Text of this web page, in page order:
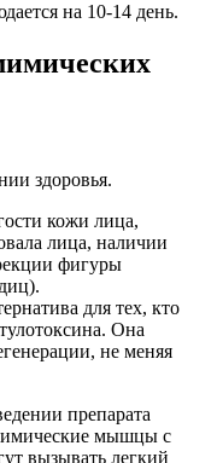
на 10-14 день.
здоровья.
кожи лица,
лица, наличии
фигуры
для тех, кто
Она
не меняя
препарата
мышцы с
вызывать легкий